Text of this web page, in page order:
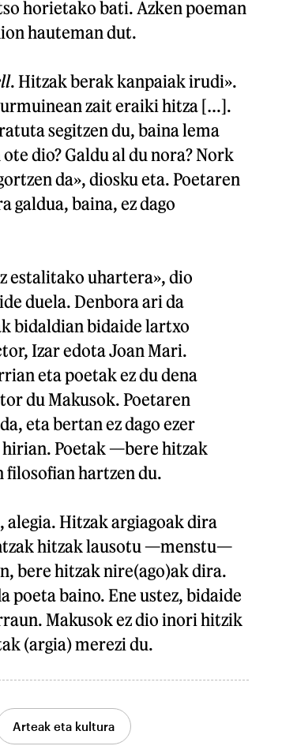
horietako bati. Azken poeman
hauteman dut.
. Hitzak berak kanpaiak irudi».
zait eraiki hitza […].
segitzen du, baina lema
dio? Galdu al du nora? Nork
da», diosku eta. Poetaren
galdua, baina, ez dago
estalitako uhartera», dio
duela. Denbora ari da
bidaldian bidaide lartxo
Izar edota Joan Mari.
eta poetak ez du dena
du Makusok. Poetaren
eta bertan ez dago ezer
Poetak —bere hitzak
hartzen du.
alegia. Hitzak argiagoak dira
hitzak lausotu —menstu—
bere hitzak nire(ago)ak dira.
poeta baino. Ene ustez, bidaide
Makusok ez dio inori hitzik
(argia) merezi du.
Arteak eta kultura